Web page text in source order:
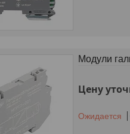
Модули
Цену
Ожидается